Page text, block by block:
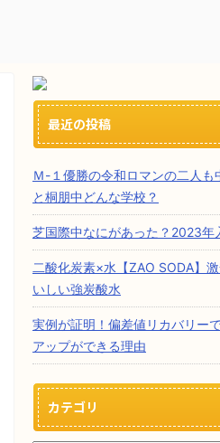
最近の投稿
Ｍ-１優勝の令和ロマンの二人も
と桐朋中どんな学校？
芝国際中なにがあった？2023年
二酸化炭素×水【ZAO SODA】
いしい強炭酸水
実例が証明！偏差値リカバリー
アップができる理由
カテゴリ